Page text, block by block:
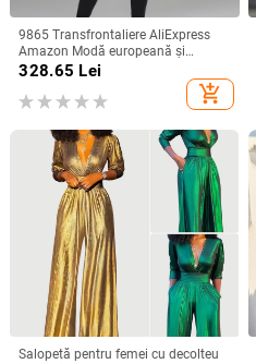
9865 Transfrontaliere AliExpress
Amazon Modă europeană și
americană pentru femei, culoare
solidă, plasă cu stras, pantaloni
fără mâneci
328.65 Lei
add_shopping_cart
Salopetă pentru femei cu decolteu